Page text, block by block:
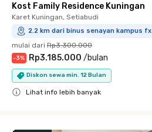
Kost Family Residence Kuningan
Karet Kuningan, Setiabudi
2.2 km dari binus senayan kampus fx
mulai dari Rp3.300.000
-3% Rp3.185.000 /bulan
Diskon sewa min. 12 Bulan
Lihat info lebih banyak